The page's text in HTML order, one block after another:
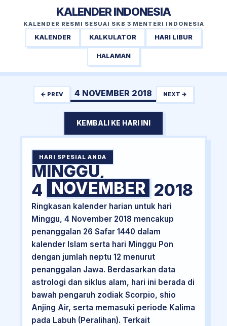
KALENDER INDONESIA
KALENDER RESMI SESUAI SKB 3 MENTERI INDONESIA
KALENDER KALKULATOR HARI LIBUR
HALAMAN
← PREV 4 NOVEMBER 2018 NEXT →
KEMBALI KE HARI INI
HARI SPESIAL ANDA
MINGGU,
4 NOVEMBER 2018
Ringkasan kalender harian untuk hari
Minggu, 4 November 2018 mencakup
penanggalan 26 Safar 1440 dalam
kalender Islam serta hari Minggu Pon
dengan jumlah neptu 12 menurut
penanggalan Jawa. Berdasarkan data
astrologi dan siklus alam, hari ini berada di
bawah pengaruh zodiak Scorpio, shio
Anjing Air, serta memasuki periode Kalima
pada Labuh (Peralihan). Terkait